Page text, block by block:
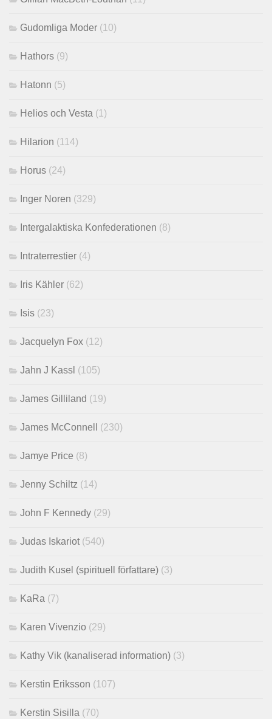
Gudomliga Moder (10)
Hathors (9)
Hatonn (5)
Helios och Vesta (1)
Hilarion (114)
Horus (24)
Inger Noren (329)
Intergalaktiska Konfederationen (8)
Intraterrestier (4)
Iris Kähler (62)
Isis (23)
Jacquelyn Fox (12)
Jahn J Kassl (105)
James Gilliland (19)
James McConnell (230)
Jamye Price (8)
Jenny Schiltz (14)
John F Kennedy (29)
Judas Iskariot (540)
Judith Kusel (spirituell författare) (3)
KaRa (7)
Karen Vivenzio (29)
Kathy Vik (kanaliserad information) (3)
Kerstin Eriksson (107)
Kerstin Sisilla (70)